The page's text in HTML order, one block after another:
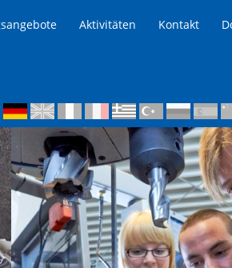
Aktivitäten Kontakt